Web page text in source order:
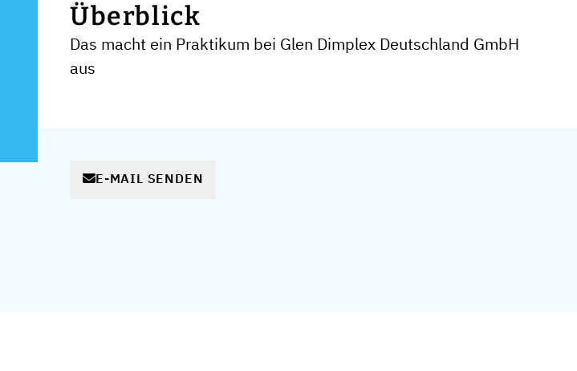
Überblick
Das macht ein Praktikum bei Glen Dimplex Deutschland GmbH
aus
E-MAIL SENDEN